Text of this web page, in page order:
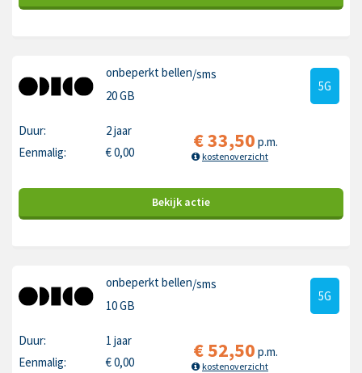
onbeperkt bellen/sms
20 GB
5G
Duur:
2 jaar
Eenmalig:
€0,00 €33,50 p.m.
kostenoverzicht
Bekijk actie
onbeperkt bellen/sms
10 GB
5G
Duur:
1 jaar
Eenmalig:
€0,00 €52,50 p.m.
kostenoverzicht